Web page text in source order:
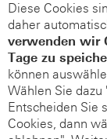
Diese Cookies
daher
verwenden wir
Tage zu
können
Wählen Sie
Entscheiden Sie
Cookies, dann